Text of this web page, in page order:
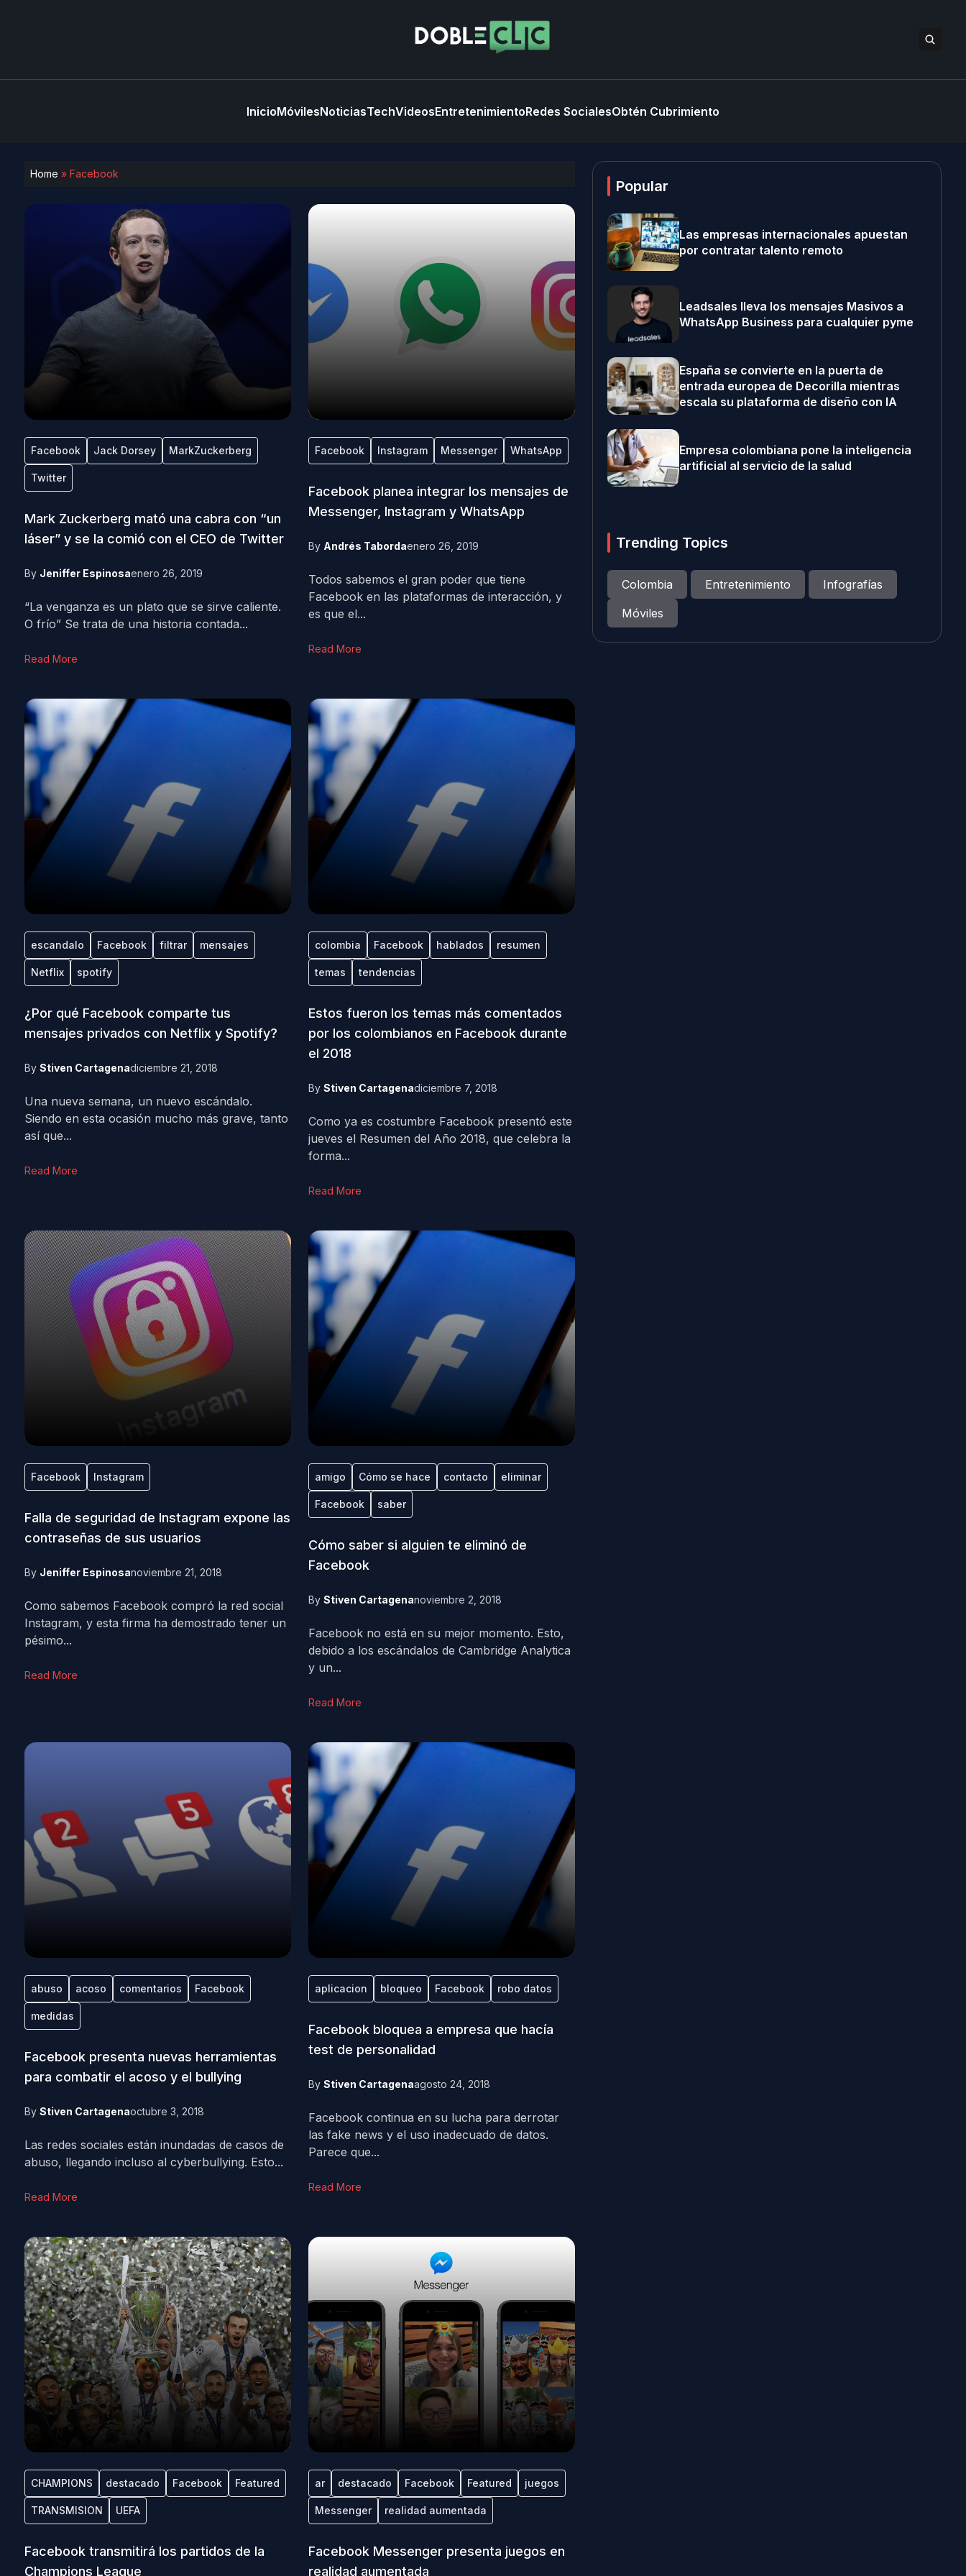
InicioMóvilesNoticiasTechVideosEntretenimientoRedes SocialesObtén Cubrimiento
Home » Facebook
Facebook Jack Dorsey MarkZuckerberg
Twitter
Mark Zuckerberg mató una cabra con “un
láser” y se la comió con el CEO de Twitter
By Jeniffer Espinosaenero 26, 2019
“La venganza es un plato que se sirve caliente.
O frío” Se trata de una historia contada...
Read More
Facebook Instagram Messenger WhatsApp
Facebook planea integrar los mensajes de
Messenger, Instagram y WhatsApp
By Andrés Tabordaenero 26, 2019
Todos sabemos el gran poder que tiene
Facebook en las plataformas de interacción, y
es que el...
Read More
escandalo Facebook filtrar mensajes
Netflix spotify
¿Por qué Facebook comparte tus
mensajes privados con Netflix y Spotify?
By Stiven Cartagenadiciembre 21, 2018
Una nueva semana, un nuevo escándalo.
Siendo en esta ocasión mucho más grave, tanto
así que...
Read More
colombia Facebook hablados resumen
temas tendencias
Estos fueron los temas más comentados
por los colombianos en Facebook durante
el 2018
By Stiven Cartagenadiciembre 7, 2018
Como ya es costumbre Facebook presentó este
jueves el Resumen del Año 2018, que celebra la
forma...
Read More
Facebook Instagram
Falla de seguridad de Instagram expone las
contraseñas de sus usuarios
By Jeniffer Espinosanoviembre 21, 2018
Como sabemos Facebook compró la red social
Instagram, y esta firma ha demostrado tener un
pésimo...
Read More
amigo Cómo se hace contacto eliminar
Facebook saber
Cómo saber si alguien te eliminó de
Facebook
By Stiven Cartagenanoviembre 2, 2018
Facebook no está en su mejor momento. Esto,
debido a los escándalos de Cambridge Analytica
y un...
Read More
abuso acoso comentarios Facebook
medidas
Facebook presenta nuevas herramientas
para combatir el acoso y el bullying
By Stiven Cartagenaoctubre 3, 2018
Las redes sociales están inundadas de casos de
abuso, llegando incluso al cyberbullying. Esto...
Read More
aplicacion bloqueo Facebook robo datos
Facebook bloquea a empresa que hacía
test de personalidad
By Stiven Cartagenaagosto 24, 2018
Facebook continua en su lucha para derrotar
las fake news y el uso inadecuado de datos.
Parece que...
Read More
CHAMPIONS destacado Facebook Featured
TRANSMISION UEFA
Facebook transmitirá los partidos de la
Champions League
ar destacado Facebook Featured juegos
Messenger realidad aumentada
Facebook Messenger presenta juegos en
realidad aumentada
Popular
Las empresas internacionales apuestan
por contratar talento remoto
Leadsales lleva los mensajes Masivos a
WhatsApp Business para cualquier pyme
España se convierte en la puerta de
entrada europea de Decorilla mientras
escala su plataforma de diseño con IA
Empresa colombiana pone la inteligencia
artificial al servicio de la salud
Trending Topics
Colombia Entretenimiento
Infografías
Móviles